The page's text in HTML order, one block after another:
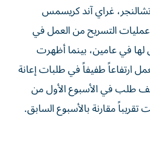
غراي آند كريسمس
التسريح من العمل في
لها في عامين، بينما أظهرت
ارتفاعاً طفيفاً في طلبات إعانة
لأول مرة إلى 199 ألف طلب في الأسبوع الأول من
مقارنة بالأسبوع السابق.